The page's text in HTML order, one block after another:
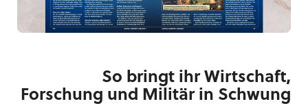
So bringt ihr Wirtschaft,
Forschung und Militär in Schwung